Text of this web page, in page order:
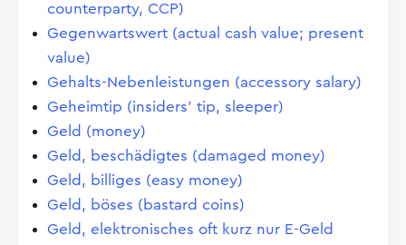
counterparty, CCP)
Gegenwartswert (actual cash value; present
value)
Gehalts-Nebenleistungen (accessory salary)
Geheimtip (insiders' tip, sleeper)
Geld (money)
Geld, beschädigtes (damaged money)
Geld, billiges (easy money)
Geld, böses (bastard coins)
Geld, elektronisches oft kurz nur E-Geld